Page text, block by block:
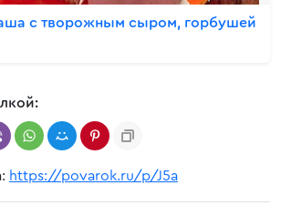
с творожным сыром, горбушей
https://povarok.ru/p/J5a